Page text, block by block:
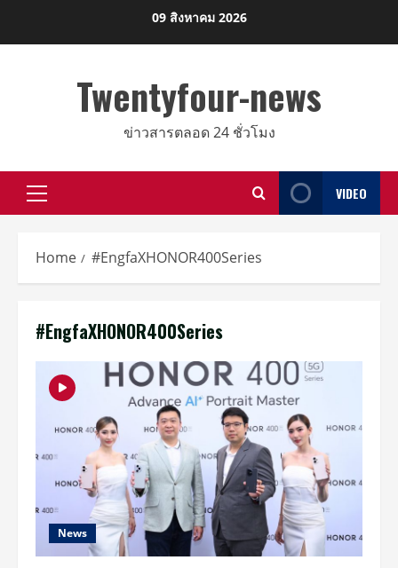
09 สิงหาคม 2026
Twentyfour-news
ข่าวสารตลอด 24 ชั่วโมง
Primary
VIDEO
Home #EngfaXHONOR400Series
#EngfaXHONOR400Series
News